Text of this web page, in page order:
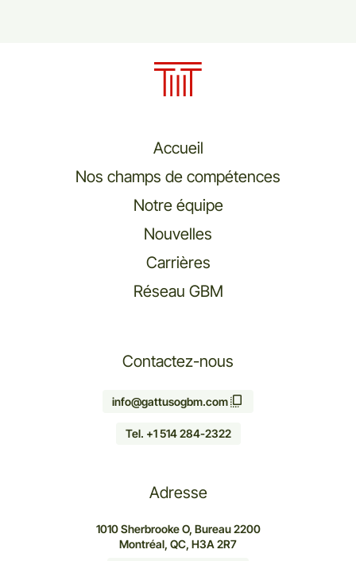
Accueil
Nos champs de compétences
Notre équipe
Nouvelles
Carrières
Réseau GBM
Contactez-nous
info@gattusogbm.com
Tel. +1 514 284-2322
Adresse
1010 Sherbrooke O, Bureau 2200
Montréal, QC, H3A 2R7